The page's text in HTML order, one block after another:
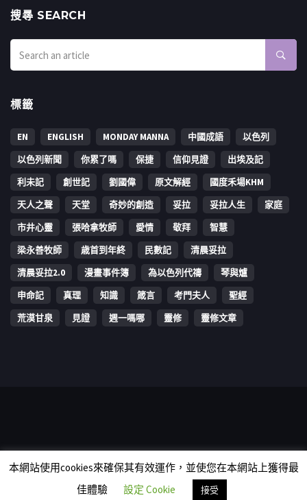
搜㝷 SEARCH
標籤
EN ENGLISH MONDAY MANNA 中國成語
以色列
以色列新聞
你累了嗎 保捷 信仰見證
出埃及記
利未記
創世記 劉國偉 原文解經
國度禾場KHM
天人之聲
天堂 奇妙的創造 妥拉 妥拉人生
家庭
市井心靈
張哈拿牧師 愛情 敬拜
智慧
梁永善牧師
歳首到年終 民數記
清晨妥拉
清晨妥拉2.0
漫畫事件簿 為以色列代禱
琴與爐
申命記
真理 知識 箴言 考門夫人
聖經
荒漠甘泉
見證 週一嗎哪 靈修 靈修文章
rights reserved.
本網站使用cookies來確保其有效運作，並使您在本網站上獲得最
佳體驗
設定 Cookie 接受